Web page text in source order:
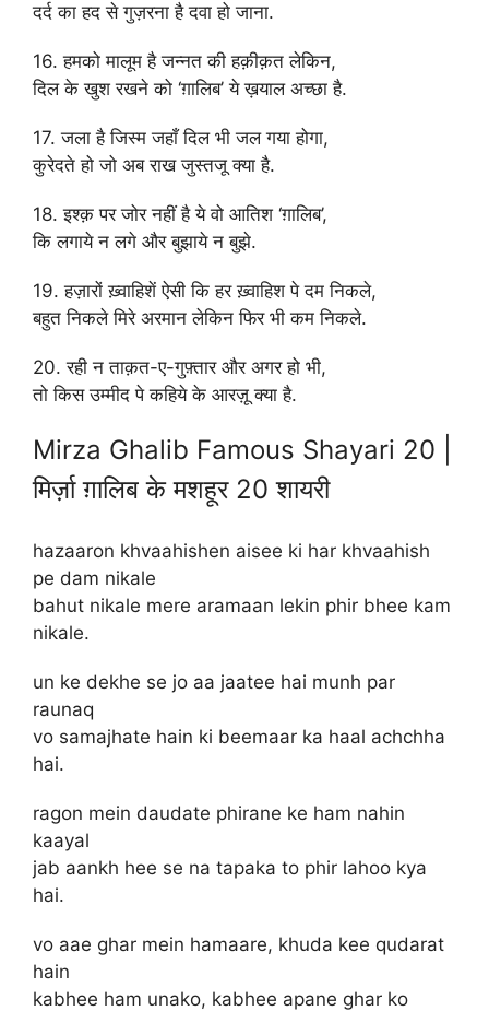
दर्द का हद से गुज़रना है दवा हो जाना.
16. हमको मालूम है जन्नत की हक़ीक़त लेकिन,
दिल के खुश रखने को ‘ग़ालिब’ ये ख़याल अच्छा है.
17. जला है जिस्म जहाँ दिल भी जल गया होगा,
कुरेदते हो जो अब राख जुस्तजू क्या है.
18. इश्क़ पर जोर नहीं है ये वो आतिश ‘ग़ालिब’,
कि लगाये न लगे और बुझाये न बुझे.
19. हज़ारों ख़्वाहिशें ऐसी कि हर ख़्वाहिश पे दम निकले,
बहुत निकले मिरे अरमान लेकिन फिर भी कम निकले.
20. रही न ताक़त-ए-गुफ़्तार और अगर हो भी,
तो किस उम्मीद पे कहिये के आरज़ू क्या है.
Mirza Ghalib Famous Shayari 20 |
मिर्ज़ा ग़ालिब के मशहूर 20 शायरी
hazaaron khvaahishen aisee ki har khvaahish
pe dam nikale
bahut nikale mere aramaan lekin phir bhee kam
nikale.
un ke dekhe se jo aa jaatee hai munh par
raunaq
vo samajhate hain ki beemaar ka haal achchha
hai.
ragon mein daudate phirane ke ham nahin
kaayal
jab aankh hee se na tapaka to phir lahoo kya
hai.
vo aae ghar mein hamaare, khuda kee qudarat
hain
kabhee ham unako, kabhee apane ghar ko